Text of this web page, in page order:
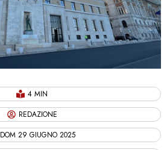
4 MIN
REDAZIONE
DOM 29 GIUGNO 2025